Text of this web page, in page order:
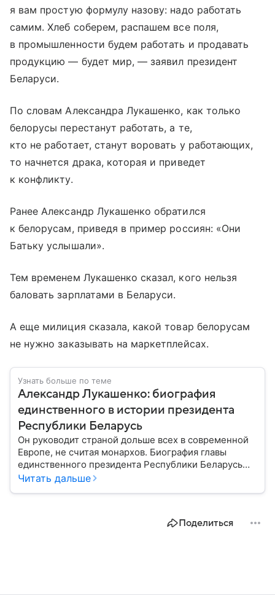
я вам простую формулу назову: надо работать
самим. Хлеб соберем, распашем все поля,
в промышленности будем работать и продавать
продукцию — будет мир, — заявил президент
Беларуси.
По словам Александра Лукашенко, как только
белорусы перестанут работать, а те,
кто не работает, станут воровать у работающих,
то начнется драка, которая и приведет
к конфликту.
Ранее Александр Лукашенко обратился
к белорусам, приведя в пример россиян: «Они
Батьку услышали».
Тем временем Лукашенко сказал, кого нельзя
баловать зарплатами в Беларуси.
А еще милиция сказала, какой товар белорусам
не нужно заказывать на маркетплейсах.
Узнать больше по теме
Александр Лукашенко: биография
единственного в истории президента
Республики Беларусь
Он руководит страной дольше всех в современной
Европе, не считая монархов. Биография главы
единственного президента Республики Беларусь
Александра Лукашенко — в материале.
Читать дальше
Поделиться